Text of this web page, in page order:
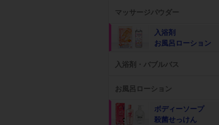
マッサージパウダー
入浴剤
お風呂ローション
入浴剤・バブルバス
お風呂ローション
ボディーソープ
殺菌せっけん